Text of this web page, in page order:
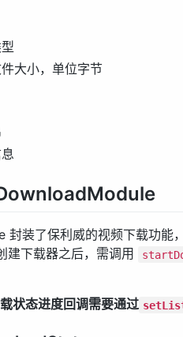
大小，单位字节
装了保利威的视频下载功能
建下载器之后，需调用
状态进度回调需要通过